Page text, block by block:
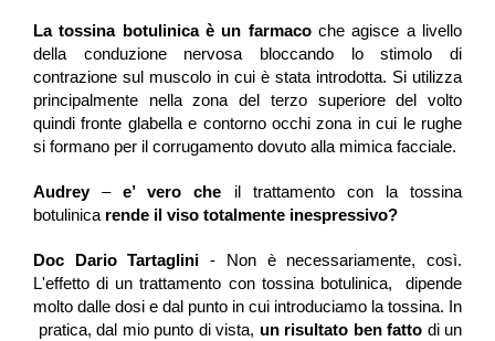
La tossina botulinica è un farmaco che agisce a
livello
della conduzione nervosa bloccando lo stimolo di
contrazione sul muscolo in cui è stata introdotta. Si utilizza
principalmente nella zona del terzo superiore del volto
quindi fronte glabella e contorno occhi zona in cui le rughe
si formano per il corrugamento dovuto alla mimica facciale.
Audrey–e’ vero che il trattamento con la tossina
botulinica rende il viso totalmente inespressivo?
Doc Dario Tartaglini
L'effetto di un trattamento con tossina botulinica, dipende
molto dalle dosi e dal punto in cui introduciamo la tossina.
In
pratica, dal mio punto di vista, un risultato ben fatto di un